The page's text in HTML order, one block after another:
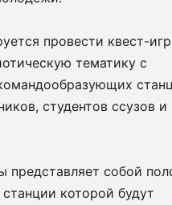
провести квест-
тематику с
студентов ссузов и
представляет собой
станции которой будут